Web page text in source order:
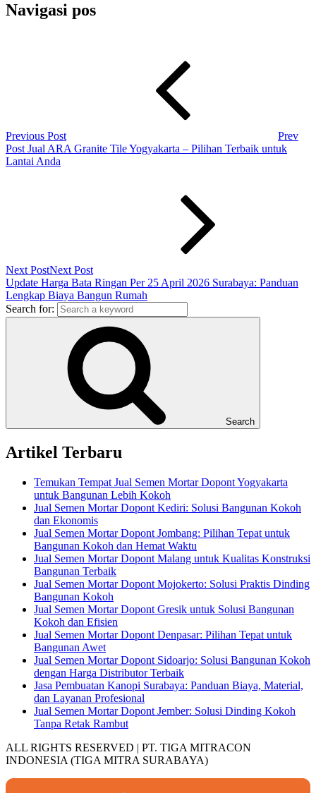
Navigasi pos
Previous Post
Prev
Post Jual ARA Granite Tile Yogyakarta – Pilihan Terbaik untuk
Lantai Anda
Next PostNext Post
Update Harga Bata Ringan Per 25 April 2026 Surabaya: Panduan
Lengkap Biaya Bangun Rumah
Search for:
Search
Artikel Terbaru
Temukan Tempat Jual Semen Mortar Dopont Yogyakarta
untuk Bangunan Lebih Kokoh
Jual Semen Mortar Dopont Kediri: Solusi Bangunan Kokoh
dan Ekonomis
Jual Semen Mortar Dopont Jombang: Pilihan Tepat untuk
Bangunan Kokoh dan Hemat Waktu
Jual Semen Mortar Dopont Malang untuk Kualitas Konstruksi
Bangunan Terbaik
Jual Semen Mortar Dopont Mojokerto: Solusi Praktis Dinding
Bangunan Kokoh
Jual Semen Mortar Dopont Gresik untuk Solusi Bangunan
Kokoh dan Efisien
Jual Semen Mortar Dopont Denpasar: Pilihan Tepat untuk
Bangunan Awet
Jual Semen Mortar Dopont Sidoarjo: Solusi Bangunan Kokoh
dengan Harga Distributor Terbaik
Jasa Pembuatan Kanopi Surabaya: Panduan Biaya, Material,
dan Layanan Profesional
Jual Semen Mortar Dopont Jember: Solusi Dinding Kokoh
Tanpa Retak Rambut
ALL RIGHTS RESERVED | PT. TIGA MITRACON
INDONESIA (TIGA MITRA SURABAYA)